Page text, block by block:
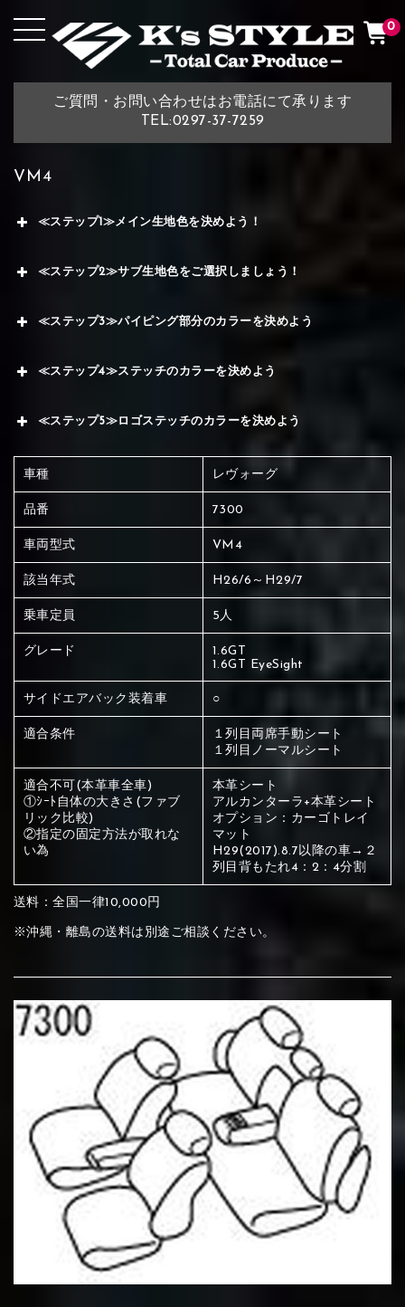
ご質問・お問い合わせはお電話にて承ります
TEL:0297-37-7259
0
VM4
≪ステップ1≫メイン生地色を決めよう！
赤く塗られている場所を選択
ください
メイン生地は下記16種類からご選択ください。
①Beige ②Gray ③Red
④Brown ⑤Dark Brown ⑥Yellow
⑦Blue
≪ステップ2≫サブ生地色をご選択しましょう！
赤く塗られている部分にカラ
ー選択ください
サブ生地は下記16種類からご選択ください。
①Beige ②Gray ③Red
④Brown ⑤Dark Brown ⑥Yellow
≪ステップ3≫パイピング部分のカラーを決めよう
赤く塗られている場所を選択
ください
刺繍は下記21種類からご選択ください。
①Beige ②Gray ③Red
④Brown ⑤Dark Brown ⑥Yellow
≪ステップ4≫ステッチのカラーを決めよう
ください
刺繍は下記21種類からご選択ください。
①Black ②Gray ③Light gray
≪ステップ5≫ロゴステッチのカラーを決めよう
赤く塗られている場所を選択
ください
刺繍は下記21種類からご選択ください。
①Black ②Gray ③Light gray
車種 レヴォーグ
品番 7300
車両型式 VM4
該当年式 H26/6～H29/7
乗車定員 5人
グレード
1.6GT
1.6GT EyeSight
サイドエアバック装着車 ○
適合条件
１列目両席手動シート
１列目ノーマルシート
適合不可(本革車全車)
①ｼｰﾄ自体の大きさ(ファブ
リック比較)
②指定の固定方法が取れな
い為
本革シート
アルカンターラ+本革シート
オプション：カーゴトレイ
マット
H29(2017).8.7以降の車→２
列目背もたれ4：2：4分割
送料：全国一律10,000円
※沖縄・離島の送料は別途ご相談ください。